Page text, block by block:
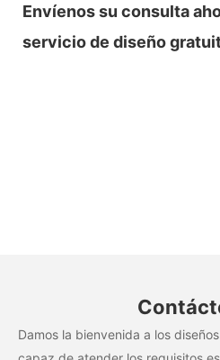
Envíenos su consulta
servicio de diseño
Damos la bienvenida a los